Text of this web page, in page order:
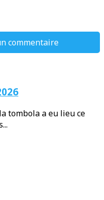
commentaire
tombola a eu lieu ce